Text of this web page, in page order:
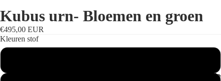
Kubus urn- Bloemen en groen
€495,00 EUR
Kleuren stof